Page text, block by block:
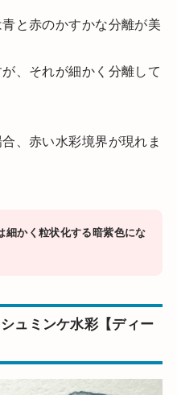
と赤のかすかな分離が美
、それが細かく分離して
、赤い水彩境界が現れま
細かく粒状化する暗紫色にな
ュミンケ水彩【ディー